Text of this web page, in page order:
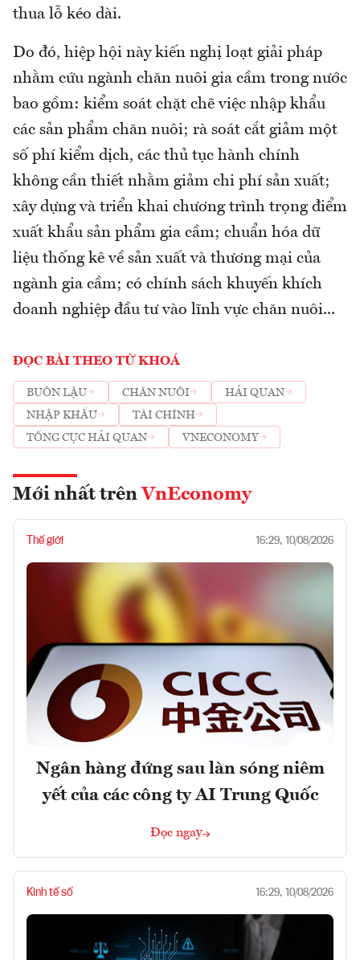
thua lỗ kéo dài.
Do đó, hiệp hội này kiến nghị loạt giải pháp
nhằm cứu ngành chăn nuôi gia cầm trong nước
bao gồm: kiểm soát chặt chẽ việc nhập khẩu
các sản phẩm chăn nuôi; rà soát cắt giảm một
số phí kiểm dịch, các thủ tục hành chính
không cần thiết nhằm giảm chi phí sản xuất;
xây dựng và triển khai chương trình trọng điểm
xuất khẩu sản phẩm gia cầm; chuẩn hóa dữ
liệu thống kê về sản xuất và thương mại của
ngành gia cầm; có chính sách khuyến khích
doanh nghiệp đầu tư vào lĩnh vực chăn nuôi...
ĐỌC BÀI THEO TỪ KHOÁ
BUÔN LẬU CHĂN NUÔI
HẢI QUAN
NHẬP KHẨU
TÀI CHÍNH
TỔNG CỤC HẢI QUAN
VNECONOMY
Mới nhất trên VnEconomy
Thế giới 16:29, 10/08/2026
Ngân hàng đứng sau làn sóng niêm
yết của các công ty AI Trung Quốc
Đọc ngay
Kinh tế số 16:29, 10/08/2026